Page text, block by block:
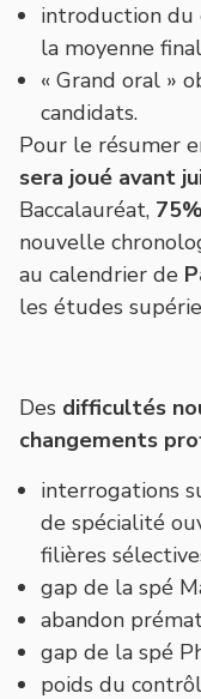
introduction du
la moyenne
« Grand oral »
candidats.
Pour le résumer
sera joué avant
Baccalauréat,
nouvelle
au calendrier de
les études
Des difficultés
changements
interrogations
de spécialité
filières
gap de la spé
abandon
gap de la spé
poids du